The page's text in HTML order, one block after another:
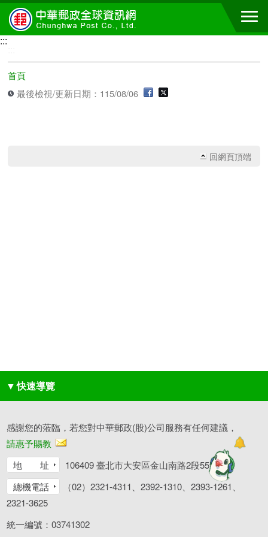
跳到主要內容區塊
:::
首頁
最後檢視/更新日期：115/08/06
回網頁頂端
▼ 快速導覽
感謝您的蒞臨，若您對中華郵政(股)公司服務有任何建議，
請惠予賜教
地 址
106409 臺北市大安區金山南路2段55號
總機電話
（02）2321-4311、2392-1310、2393-1261、
2321-3625
統一編號：03741302